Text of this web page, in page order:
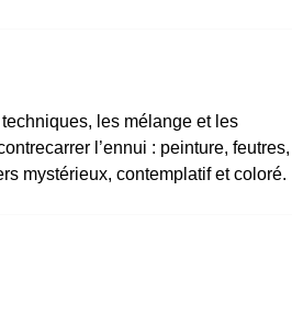
les mélange et les
l’ennui : peinture, feutres,
mystérieux, contemplatif et coloré.